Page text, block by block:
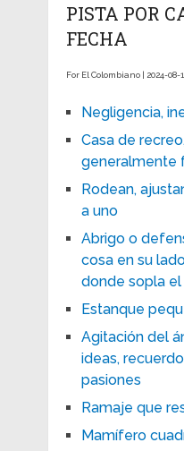
PISTA POR
FECHA
For El Colombiano | 2024-08-
Negligencia,
Casa de
generalmente
Rodean,
a uno
Abrigo o
cosa en su
donde sopla
Estanque
Agitación del
ideas,
pasiones
Ramaje que
Mamífero